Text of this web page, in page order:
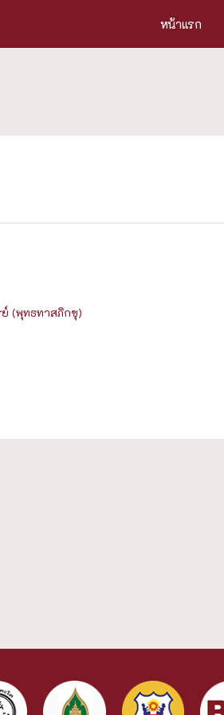
หน้าแรก
(พุทธทาสภิกขุ)